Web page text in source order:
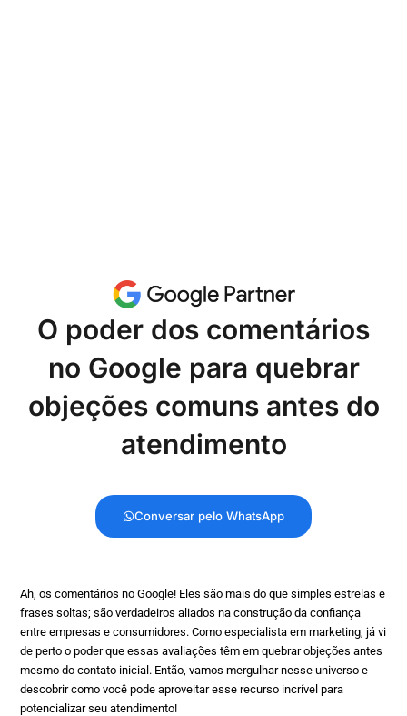
O poder dos comentários
no Google para quebrar
objeções comuns antes do
atendimento
Conversar pelo WhatsApp
Ah, os comentários no Google! Eles são mais do que simples estrelas e
frases soltas; são verdadeiros aliados na construção da confiança
entre empresas e consumidores. Como especialista em marketing, já vi
de perto o poder que essas avaliações têm em quebrar objeções antes
mesmo do contato inicial. Então, vamos mergulhar nesse universo e
descobrir como você pode aproveitar esse recurso incrível para
potencializar seu atendimento!